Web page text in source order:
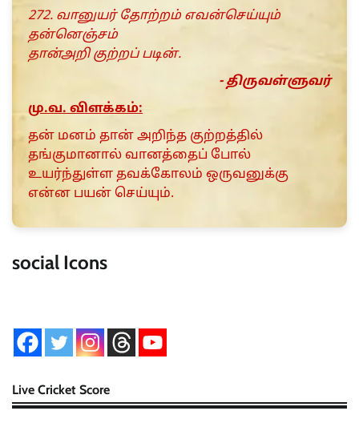
272. வானுயர் தோற்றம் எவன்செய்யும்
தன்னெஞ்சம்
தான்அறி குற்றப் படின்.
- திருவள்ளுவர்
மு.வ. விளக்கம்:
தன் மனம் தான் அறிந்த குற்றத்தில்
தங்குமானால் வானத்தைப் போல்
உயர்ந்துள்ள தவக்கோலம் ஒருவனுக்கு
என்ன பயன் செய்யும்.
social Icons
Live Cricket Score